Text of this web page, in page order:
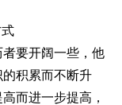
要开阔一些，他
积累而不断升
而进一步提高，